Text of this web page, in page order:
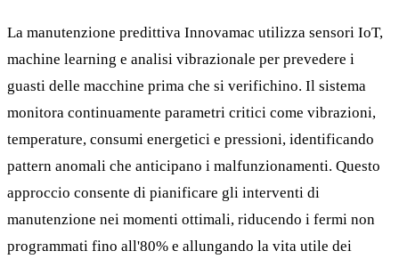
La manutenzione predittiva Innovamac utilizza sensori IoT,
machine learning e analisi vibrazionale per prevedere i
guasti delle macchine prima che si verifichino. Il sistema
monitora continuamente parametri critici come vibrazioni,
temperature, consumi energetici e pressioni, identificando
pattern anomali che anticipano i malfunzionamenti. Questo
approccio consente di pianificare gli interventi di
manutenzione nei momenti ottimali, riducendo i fermi non
programmati fino all'80% e allungando la vita utile dei